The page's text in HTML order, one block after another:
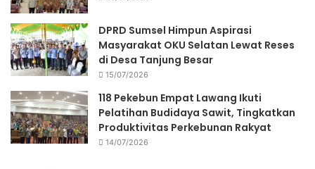
DPRD Sumsel Himpun Aspirasi
Masyarakat OKU Selatan Lewat Reses
di Desa Tanjung Besar
15/07/2026
118 Pekebun Empat Lawang Ikuti
Pelatihan Budidaya Sawit, Tingkatkan
Produktivitas Perkebunan Rakyat
14/07/2026